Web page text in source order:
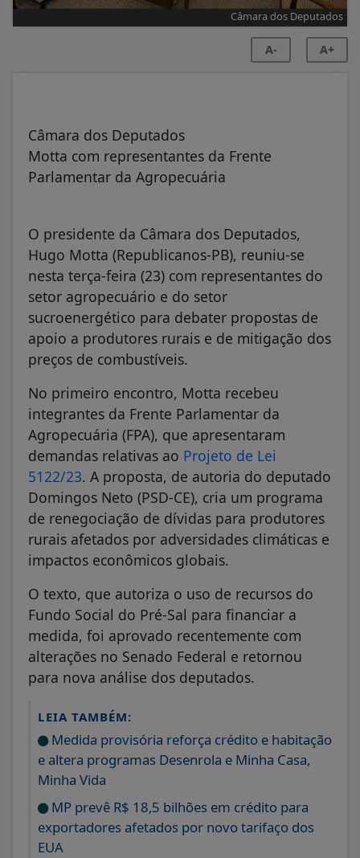
Câmara dos Deputados
A- A+
Câmara dos Deputados
Motta com representantes da Frente
Parlamentar da Agropecuária
O presidente da Câmara dos Deputados,
Hugo Motta (Republicanos-PB), reuniu-se
nesta terça-feira (23) com representantes do
setor agropecuário e do setor
sucroenergético para debater propostas de
apoio a produtores rurais e de mitigação dos
preços de combustíveis.
No primeiro encontro, Motta recebeu
integrantes da Frente Parlamentar da
Agropecuária (FPA), que apresentaram
demandas relativas ao Projeto de Lei
5122/23. A proposta, de autoria do deputado
Domingos Neto (PSD-CE), cria um programa
de renegociação de dívidas para produtores
rurais afetados por adversidades climáticas e
impactos econômicos globais.
O texto, que autoriza o uso de recursos do
Fundo Social do Pré-Sal para financiar a
medida, foi aprovado recentemente com
alterações no Senado Federal e retornou
para nova análise dos deputados.
LEIA TAMBÉM:
Medida provisória reforça crédito e habitação
e altera programas Desenrola e Minha Casa,
Minha Vida
MP prevê R$ 18,5 bilhões em crédito para
exportadores afetados por novo tarifaço dos
EUA